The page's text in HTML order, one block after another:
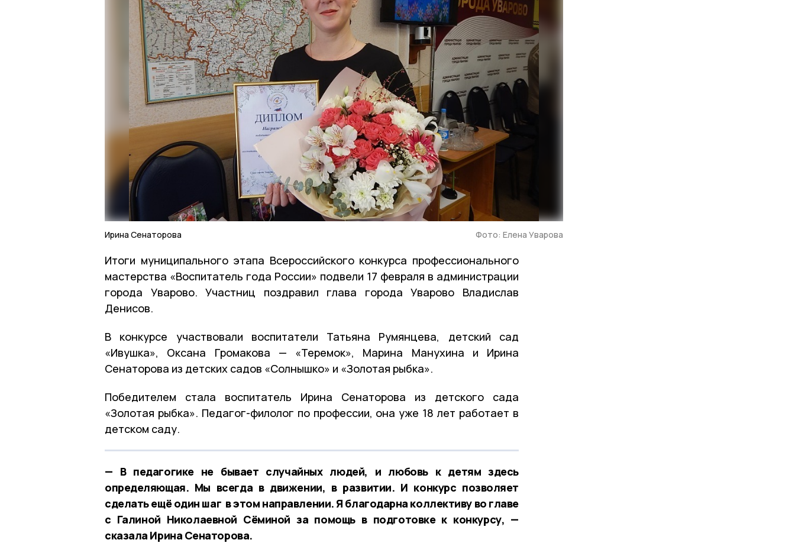
Ирина Сенаторова Фото: Елена Уварова
Итоги муниципального этапа Всероссийского конкурса профессионального
мастерства «Воспитатель года России» подвели 17 февраля в администрации
города Уварово. Участниц поздравил глава города Уварово Владислав
Денисов.
В конкурсе участвовали воспитатели Татьяна Румянцева, детский сад
«Ивушка», Оксана Громакова — «Теремок», Марина Манухина и Ирина
Сенаторова из детских садов «Солнышко» и «Золотая рыбка».
Победителем стала воспитатель Ирина Сенаторова из детского сада
«Золотая рыбка». Педагог-филолог по профессии, она уже 18 лет работает в
детском саду.
— В педагогике не бывает случайных людей, и любовь к детям здесь
определяющая. Мы всегда в движении, в развитии. И конкурс позволяет
сделать ещё один шаг в этом направлении. Я благодарна коллективу во главе
с Галиной Николаевной Сёминой за помощь в подготовке к конкурсу, —
сказала Ирина Сенаторова.